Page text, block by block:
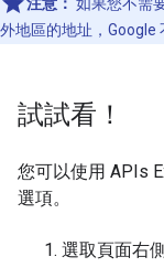
注意： 如果您不需
外地區的地址，Google
試試看！
您可以使用 APIs
選項。
選取頁面右